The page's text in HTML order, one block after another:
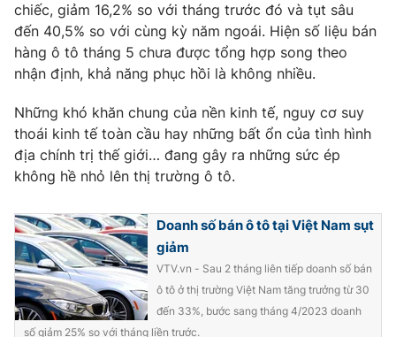
THỜI BÁO VTV
Theo dõi báo trên
Cơ quan chủ quản:Đài Truyền hình Việt Nam
Cơ quan báo chí: Thời báo VTV
Giấy phép hoạt động báo in và báo điện tử số 483/GP-BTTTT
cấp ngày 29/12/2023
Tổng Biên tập:Vũ Thanh Thủy
Phó Tổng Biên tập:Nguyễn Thị Mỹ Hạnh, Phạm Quốc Thắng,
Nguyễn Trọng Ninh
Tổng đài VTV:024.38 355 931 - 024.38 355 932
chiếc, giảm 16,2% so với tháng trước đó và tụt sâu
đến 40,5% so với cùng kỳ năm ngoái. Hiện số liệu bán
hàng ô tô tháng 5 chưa được tổng hợp song theo
nhận định, khả năng phục hồi là không nhiều.
Những khó khăn chung của nền kinh tế, nguy cơ suy
thoái kinh tế toàn cầu hay những bất ổn của tình hình
địa chính trị thế giới… đang gây ra những sức ép
không hề nhỏ lên thị trường ô tô.
Doanh số bán ô tô tại Việt Nam sụt
giảm
VTV.vn - Sau 2 tháng liên tiếp doanh số bán
ô tô ở thị trường Việt Nam tăng trưởng từ 30
đến 33%, bước sang tháng 4/2023 doanh
số giảm 25% so với tháng liền trước.